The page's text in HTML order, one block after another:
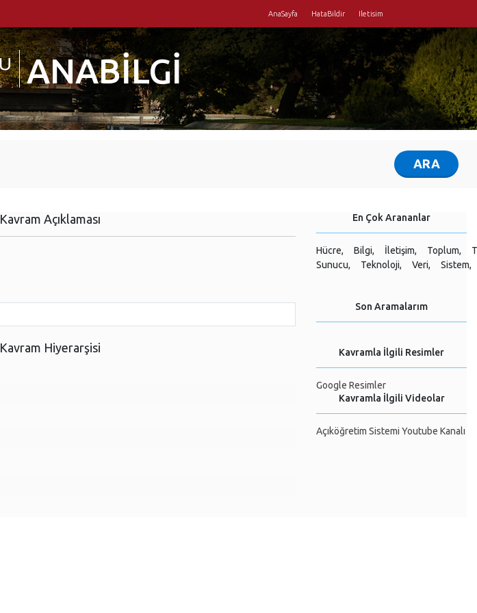
AnaSayfa HataBildir Iletisim
ANABİLGİ
Kavram Açıklaması
Kavram Hiyerarşisi
En Çok Arananlar
Hücre, Bilgi, İletişim, Toplum,
Sunucu,
Teknoloji, Veri, Sistem,
Son Aramalarım
Kavramla İlgili Resimler
Google Resimler
Kavramla İlgili Videolar
Açıköğretim Sistemi Youtube Kanalı